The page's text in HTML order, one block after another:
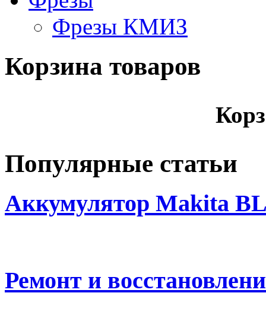
Фрезы КМИЗ
Корзина товаров
Популярные статьи
Аккумулятор Makita
Ремонт и